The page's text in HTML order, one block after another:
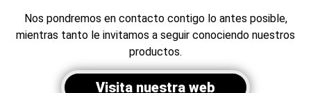
Nos pondremos en contacto contigo lo antes posible,
mientras tanto le invitamos a seguir conociendo nuestros
productos.
Visita nuestra web